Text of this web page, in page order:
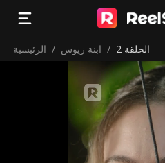
الرئيسية / ابنة زيوس / الحلقة 2